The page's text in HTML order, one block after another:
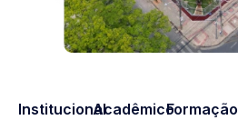
InstitucionalAcadêmicoFormação